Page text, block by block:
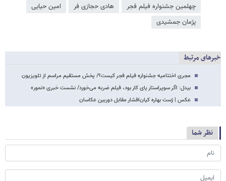
چهلمین جشنواره فیلم فجر هادی حجازی فر
امین حیایی
پژمان جمشیدی
خبرهای مرتبط
مجری اختتامیه جشنواره فیلم فجر کیست؟/ پخش مستقیم مراسم از تلویزیون
بیدل: اگر سوپراستار پای کار بود، فیلم ضربه می‌خورد/ نشست خبری «نمور»
عکس | ژست بهاره کیان‌افشار مقابل دوربین عکاسان
نظر شما